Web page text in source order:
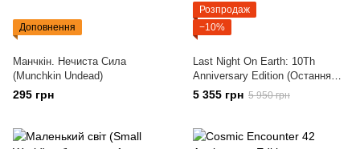
Доповнення
Манчкін. Нечиста Сила
(Munchkin Undead)
295 грн
Розпродаж
−10%
Last Night On Earth: 10Th
Anniversary Edition (Остання
Ніч На Землі: 10-Те Ювілейне
Видання)
5 355 грн 5 950 грн